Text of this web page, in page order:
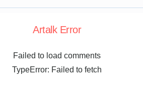
Artalk Error
Failed to load comments
TypeError: Failed to fetch